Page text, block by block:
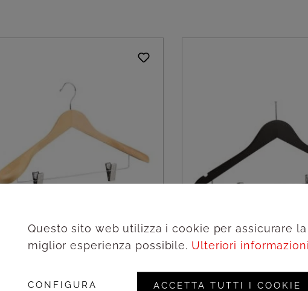
in legno di loto
gancio nichelato - 50pz
Gruccia in legno di
chiodo nichelato -
Questo sito web utilizza i cookie per assicurare la
miglior esperienza possibile. Ulteriori
CONFIGURA ACCETTA TUTTI I COOKIE